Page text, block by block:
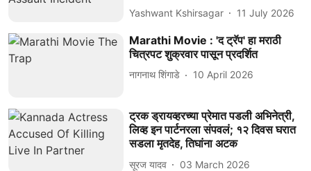
Yashwant Kshirsagar 11 July 2026
Marathi Movie : 'द ट्रॅप' हा मराठी
चित्रपट शुक्रवार पासून प्रदर्शित
नागनाथ शिंगाडे 10 April 2026
ट्रक ड्रायव्हरच्या प्रेमात पडली अभिनेत्री,
लिव्ह इन पार्टनरला संपवलं; १२ दिवस घरात
सडला मृतदेह, तिघांना अटक
सूरज यादव 03 March 2026